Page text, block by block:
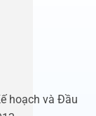
hoạch và Đầu